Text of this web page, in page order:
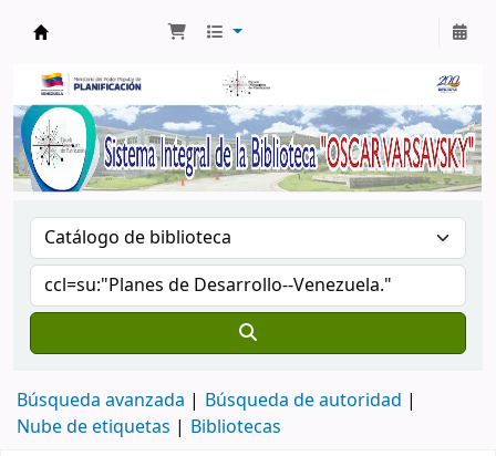
Búsqueda avanzada
Búsqueda de autoridad
Nube de etiquetas
Bibliotecas